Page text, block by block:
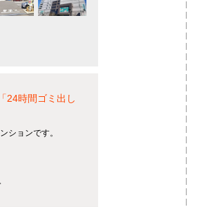
24時間ゴミ出し
ションです。